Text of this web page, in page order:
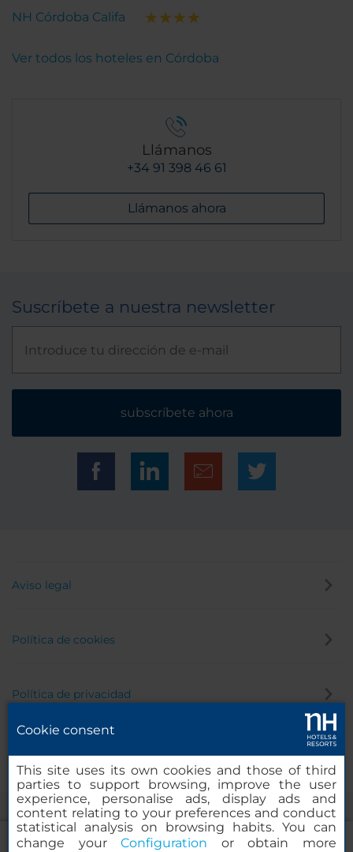
NH Córdoba Califa
Ver todos los hoteles en Córdoba
Llámanos
+34 91 398 46 61
Llámanos ahora
Suscríbete a nuestra newsletter
subscríbete ahora
Aviso legal
Política de cookies
Política de privacidad
Cookie consent
This site uses its own cookies and those of third
parties to support browsing, improve the user
experience, personalise ads, display ads and
content relating to your preferences and conduct
statistical analysis on browsing habits. You can
change yourConfiguration or obtain more